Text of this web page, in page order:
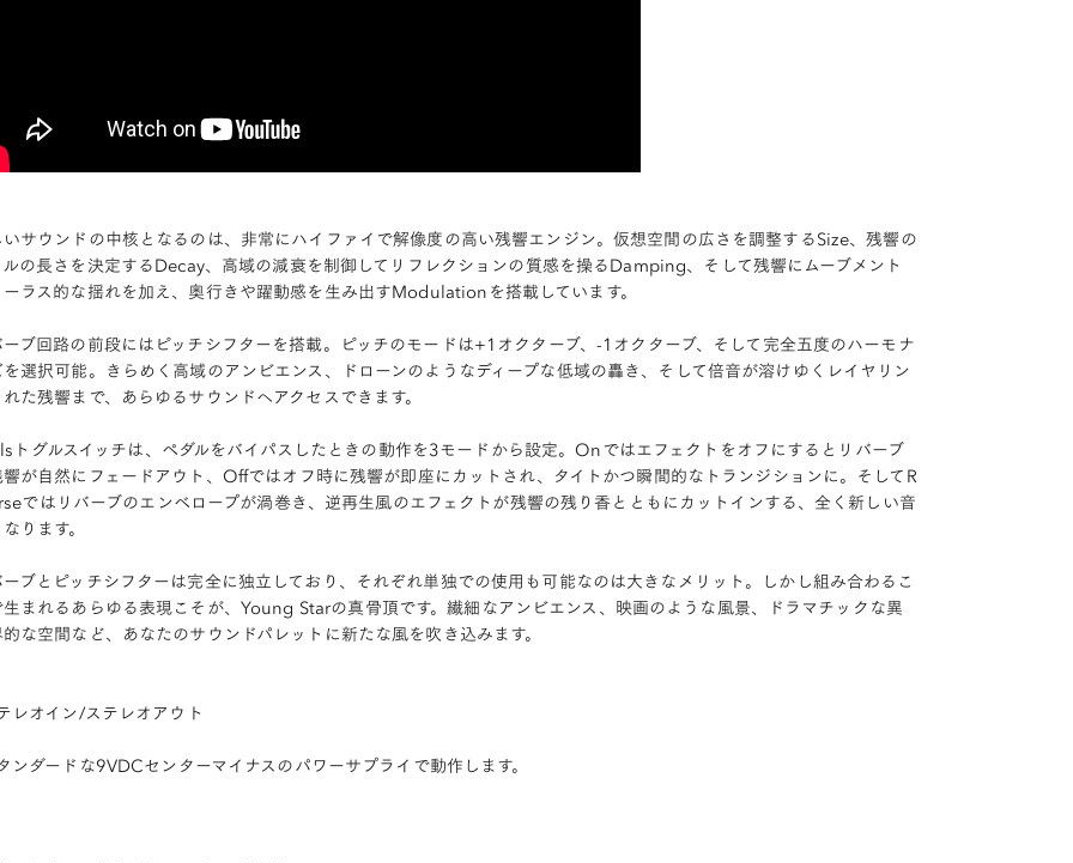
いサウンドの中核となるのは、非常にハイファイで解像度の高い残響エンジン。仮想空間の広さを調整するSize、残響の
ルの長さを決定するDecay、高域の減衰を制御してリフレクションの質感を操るDamping、そして残響にムーブメント
ーラス的な揺れを加え、奥行きや躍動感を生み出すModulationを搭載しています。
ーブ回路の前段にはピッチシフターを搭載。ピッチのモードは+1オクターブ、-1オクターブ、そして完全五度のハーモナ
を選択可能。きらめく高域のアンビエンス、ドローンのようなディープな低域の轟き、そして倍音が溶けゆくレイヤリン
れた残響まで、あらゆるサウンドへアクセスできます。
トグルスイッチは、ペダルをバイパスしたときの動作を3モードから設定。Onではエフェクトをオフにするとリバーブ
響が自然にフェードアウト、Offではオフ時に残響が即座にカットされ、タイトかつ瞬間的なトランジションに。そしてR
ではリバーブのエンベロープが渦巻き、逆再生風のエフェクトが残響の残り香とともにカットインする、全く新しい音
ります。
ーブとピッチシフターは完全に独立しており、それぞれ単独での使用も可能なのは大きなメリット。しかし組み合わるこ
生まれるあらゆる表現こそが、Young Starの真骨頂です。繊細なアンビエンス、映画のような風景、ドラマチックな異
な空間など、あなたのサウンドパレットに新たな風を吹き込みます。
レオイン/ステレオアウト
ンダードな9VDCセンターマイナスのパワーサプライで動作します。